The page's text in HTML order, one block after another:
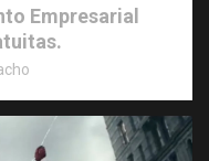
Empresarial